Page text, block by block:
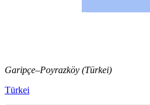
Garipçe–Poyrazköy (Türkei)
Türkei